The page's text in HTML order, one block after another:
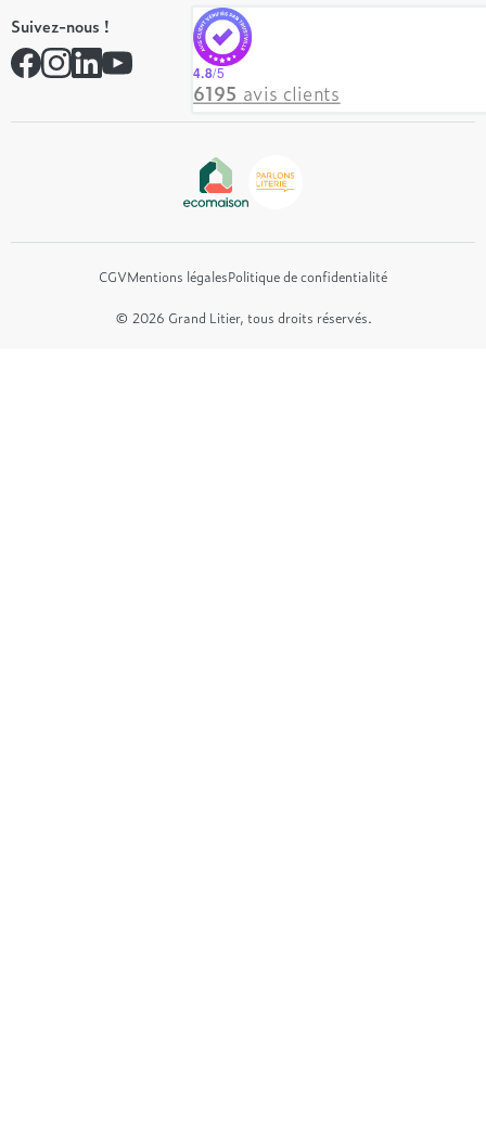
Rejoindre notre réseau
Contactez-nous
André Renault
Simmons
Hôtel & Lodge
Suivez-nous !
4.8/5
6195 avis clients
CGVMentions légalesPolitique de confidentialité
© 2026 Grand Litier, tous droits réservés.